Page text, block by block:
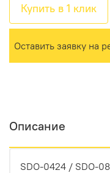
Купить в 1 клик
Оставить заявку на
Описание
SDO-0424 / SDO-